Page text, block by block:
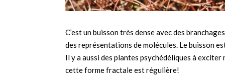
C’est un buisson très dense avec des
des représentations de molécules. Le buisson
Il y a aussi des plantes psychédéliques à
cette forme fractale est régulière!